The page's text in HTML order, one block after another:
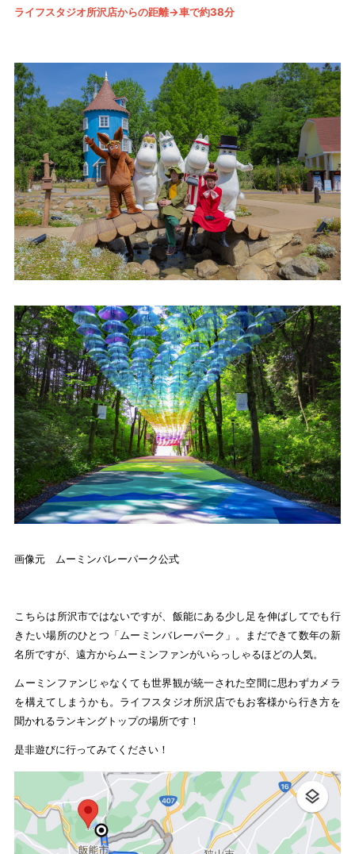
ライフスタジオ所沢店からの距離→車で約38分
画像元 ムーミンバレーパーク公式
こちらは所沢市ではないですが、飯能にある少し足を伸ばしてでも行
きたい場所のひとつ「ムーミンバレーパーク」。まだできて数年の新
名所ですが、遠方からムーミンファンがいらっしゃるほどの人気。
ムーミンファンじゃなくても世界観が統一された空間に思わずカメラ
を構えてしまうかも。ライフスタジオ所沢店でもお客様から行き方を
聞かれるランキングトップの場所です！
是非遊びに行ってみてください！